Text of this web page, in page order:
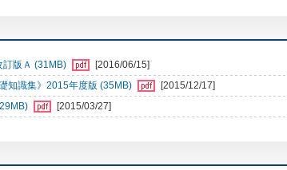
訂版Ａ (31MB)
[2016/06/15]
知識集》2015年度版 (35MB)
[2015/12/17]
[2015/03/27]